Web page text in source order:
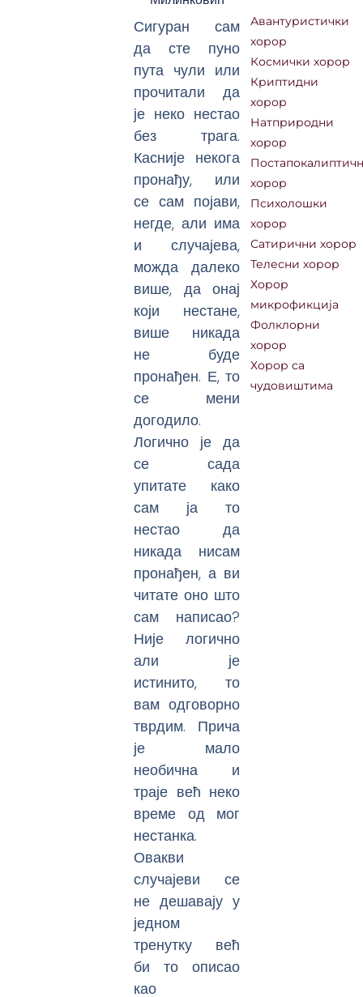
Сигуран сам
да сте пуно
пута чули или
прочитали да
је неко нестао
без трага.
Касније некога
пронађу, или
се сам појави,
негде, али има
и случајева,
можда далеко
више, да онај
који нестане,
више никада
не буде
пронађен. Е, то
се мени
догодило.
Логично је да
се сада
упитате како
сам ја то
нестао да
никада нисам
пронађен, а ви
читате оно што
сам написао?
Није логично
али је
истинито, то
вам одговорно
тврдим. Прича
је мало
необична и
траје већ неко
време од мог
нестанка.
Овакви
случајеви се
не дешавају у
једном
тренутку већ
би то описао
као
Авантуристички
хорор
Космички хорор
Криптидни
хорор
Натприродни
хорор
хорор
Психолошки
хорор
Сатирични хорор
Телесни хорор
Хорор
микрофикција
Фолклорни
хорор
Хорор са
чудовиштима